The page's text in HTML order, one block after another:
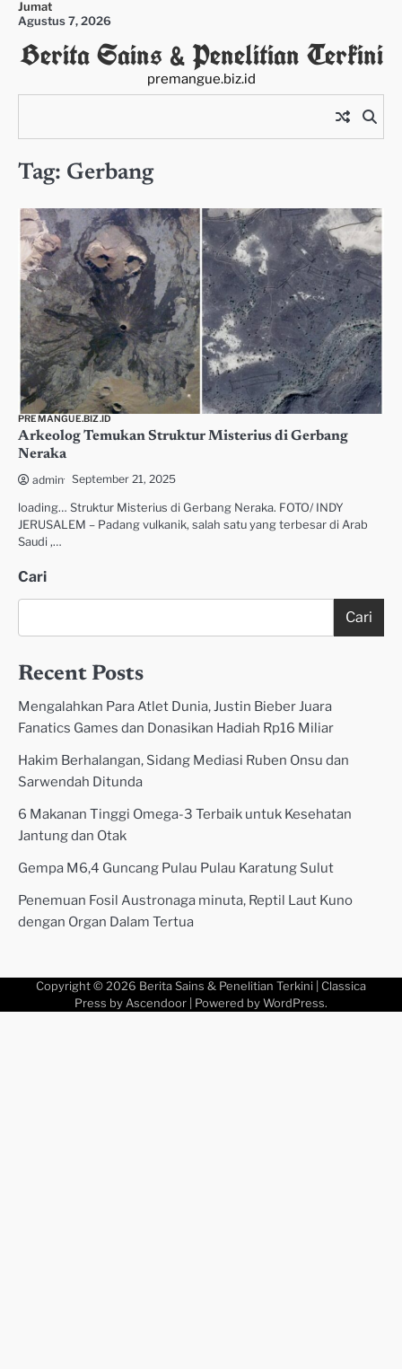
Skip
content
Jumat
Agustus 7, 2026
Berita Sains & Penelitian Terkini
premangue.biz.id
Tag: Gerbang
PREMANGUE.BIZ.ID
Arkeolog Temukan Struktur Misterius di Gerbang
Neraka
admin September 21, 2025
loading… Struktur Misterius di Gerbang Neraka. FOTO/ INDY
JERUSALEM – Padang vulkanik, salah satu yang terbesar di Arab
Saudi ,…
Cari
Cari
Recent Posts
Mengalahkan Para Atlet Dunia, Justin Bieber Juara
Fanatics Games dan Donasikan Hadiah Rp16 Miliar
Hakim Berhalangan, Sidang Mediasi Ruben Onsu dan
Sarwendah Ditunda
6 Makanan Tinggi Omega-3 Terbaik untuk Kesehatan
Jantung dan Otak
Gempa M6,4 Guncang Pulau Pulau Karatung Sulut
Penemuan Fosil Austronaga minuta, Reptil Laut Kuno
dengan Organ Dalam Tertua
Copyright © 2026 Berita Sains & Penelitian Terkini | Classica
Press by Ascendoor | Powered by WordPress.